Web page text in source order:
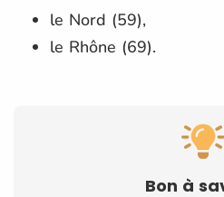
le Nord (59),
le Rhône (69).
Bon à